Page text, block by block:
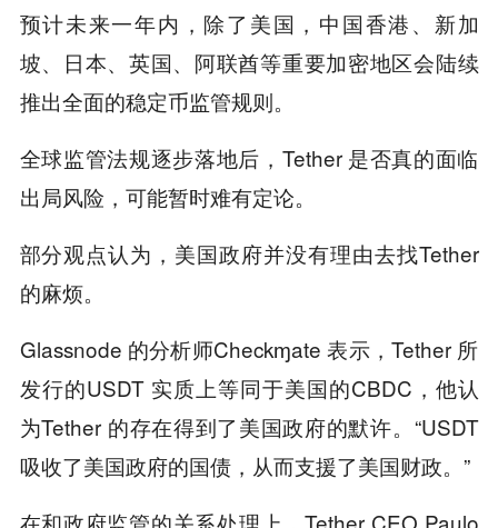
预计未来一年内，除了美国，中国香港、新加
坡、日本、英国、阿联酋等重要加密地区会陆续
推出全面的稳定币监管规则。
全球监管法规逐步落地后，Tether 是否真的面临
出局风险，可能暂时难有定论。
部分观点认为，美国政府并没有理由去找Tether
的麻烦。
Glassnode 的分析师Checkɱate 表示，Tether 所
发行的USDT 实质上等同于美国的CBDC，他认
为Tether 的存在得到了美国政府的默许。“USDT
吸收了美国政府的国债，从而支援了美国财政。”
在和政府监管的关系处理上，Tether CEO Paulo